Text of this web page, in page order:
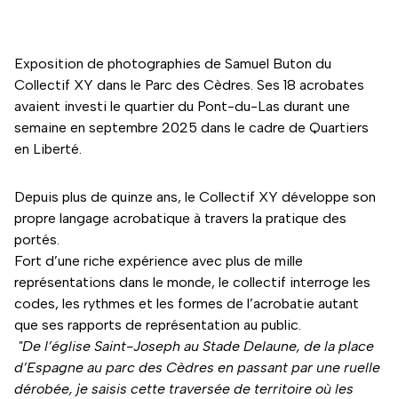
Exposition de photographies de Samuel Buton du
Collectif XY dans le Parc des Cèdres. Ses 18 acrobates
avaient investi le quartier du Pont-du-Las durant une
semaine en septembre 2025 dans le cadre de Quartiers
en Liberté.
Depuis plus de quinze ans, le Collectif XY développe son
propre langage acrobatique à travers la pratique des
portés.
Fort d’une riche expérience avec plus de mille
représentations dans le monde, le collectif interroge les
codes, les rythmes et les formes de l’acrobatie autant
que ses rapports de représentation au public.
"De l’église Saint-Joseph au Stade Delaune, de la place
d’Espagne au parc des Cèdres en passant par une ruelle
dérobée, je saisis cette traversée de territoire où les